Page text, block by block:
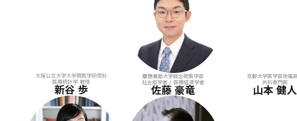
大阪公立大学大学院医学研究科
医療統計学 教授
新谷 歩
慶應義塾大学総合政策学部
社会疫学者 / 医療経済学者
佐藤 豪竜
京都大学医学部附属
外科専門医
山本 健人